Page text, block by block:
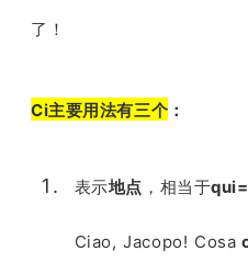
了！
Ci主要用法有三个 ：
表示地点 ，相当于
Ciao, Jacopo! Cosa